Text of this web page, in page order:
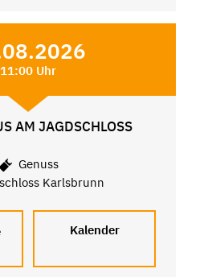
11:00 Uhr
AM JAGDSCHLOSS
Genuss
Karlsbrunn
Kalender